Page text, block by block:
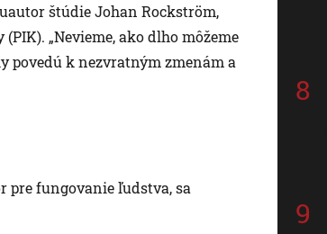
štúdie Johan Rockström,
„Nevieme, ako dlho môžeme
povedú k nezvratným zmenám a
pre fungovanie ľudstva, sa